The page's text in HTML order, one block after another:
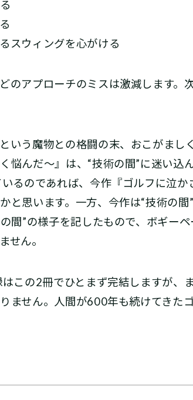
スウィングを心がける
のアプローチのミスは激減します。
いう魔物との格闘の末、おこがまし
悩んだ～』は、“技術の間”に迷い込
るのであれば、今作『ゴルフに泣
と思います。一方、今作は“技術の
間”の様子を記したもので、ボギー
せん。
この2冊でひとまず完結しますが、
ません。人間が600年も続けてきた